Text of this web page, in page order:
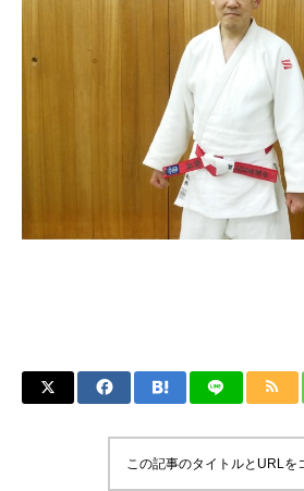
この記事のタイトルとURLを